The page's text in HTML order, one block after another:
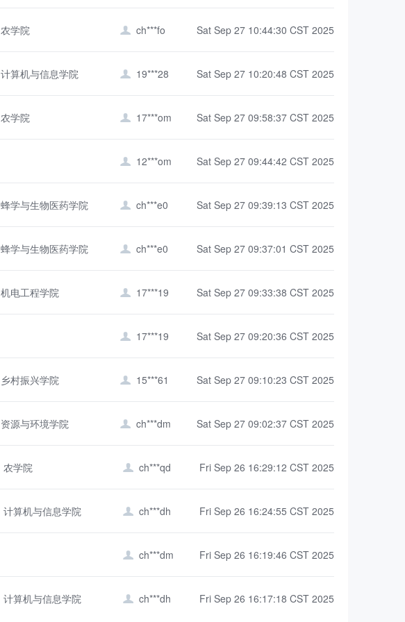
农学院  ch***fo Sat Sep 27 10:44:30 CST 2025
计算机与信息学院  19***28 Sat Sep 27 10:20:48 CST 2025
农学院  17***om Sat Sep 27 09:58:37 CST 2025
 12***om Sat Sep 27 09:44:42 CST 2025
蜂学与生物医药学院  ch***e0 Sat Sep 27 09:39:13 CST 2025
蜂学与生物医药学院  ch***e0 Sat Sep 27 09:37:01 CST 2025
机电工程学院  17***19 Sat Sep 27 09:33:38 CST 2025
 17***19 Sat Sep 27 09:20:36 CST 2025
乡村振兴学院  15***61 Sat Sep 27 09:10:23 CST 2025
资源与环境学院  ch***dm Sat Sep 27 09:02:37 CST 2025
农学院  ch***qd Fri Sep 26 16:29:12 CST 2025
计算机与信息学院  ch***dh Fri Sep 26 16:24:55 CST 2025
 ch***dm Fri Sep 26 16:19:46 CST 2025
计算机与信息学院  ch***dh Fri Sep 26 16:17:18 CST 2025